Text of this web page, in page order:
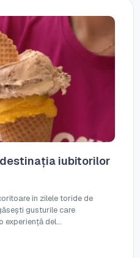
iubitorilor
în zilele toride de
gusturile care
experiență del...